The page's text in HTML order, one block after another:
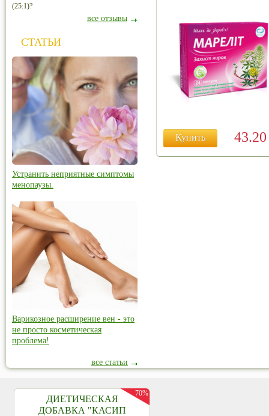
Купить
(25:1)?
все отзывы
СТАТЬИ
Устранить неприятные симптомы
менопаузы.
Варикозное расширение вен - это
не просто косметическая
проблема!
все статьи
ДИЕТИЧЕСКАЯ
ДОБАВКА "КАСИП
70%